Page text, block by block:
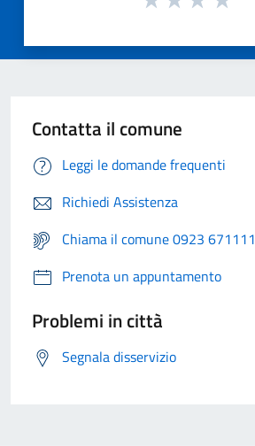
Contatta il comune
Leggi le domande frequenti
Richiedi Assistenza
Chiama il comune 0923 671111
Prenota un appuntamento
Problemi in città
Segnala disservizio